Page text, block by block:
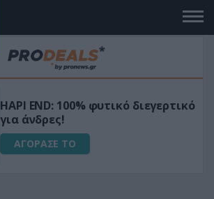
Μεταμόρφωσε τον κήπο σου με το
Ultra Box Μίνι Αλυσοπρίονο με
μπαταρία λιθίου
ΑΓΟΡΑΣΕ ΤΟ